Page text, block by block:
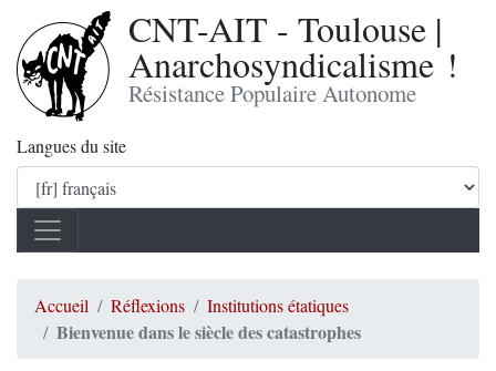
CNT-AIT - Toulouse |
Anarchosyndicalisme !
Résistance Populaire Autonome
Langues du site
Accueil Réflexions Institutions étatiques
Bienvenue dans le siècle des catastrophes